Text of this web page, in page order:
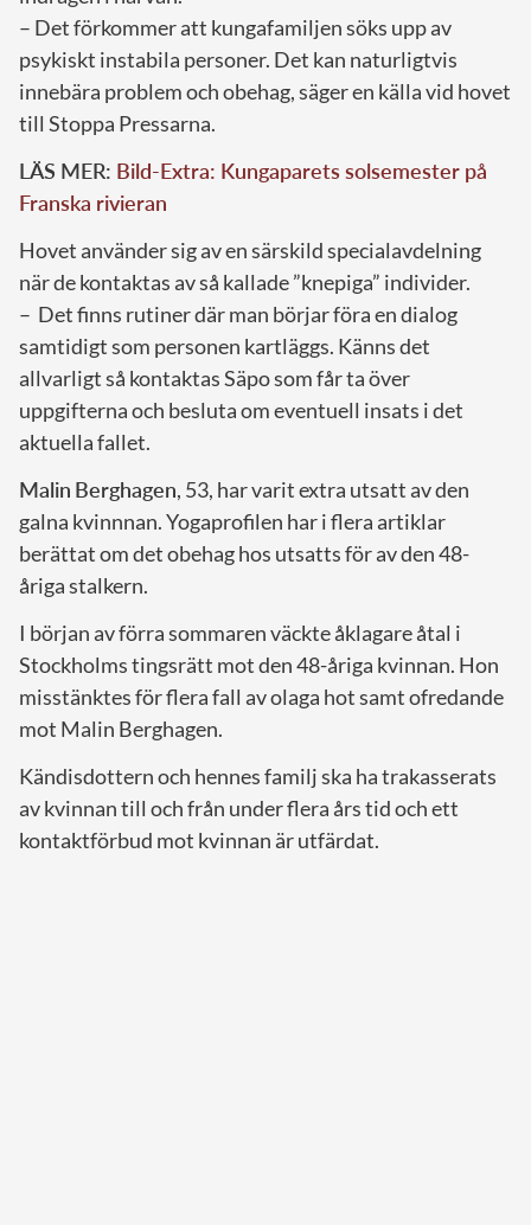
– Det förkommer att kungafamiljen söks upp av
psykiskt instabila personer. Det kan naturligtvis
innebära problem och obehag, säger en källa vid hovet
till Stoppa Pressarna.
LÄS MER: Bild-Extra: Kungaparets solsemester på
Franska rivieran
Hovet använder sig av en särskild specialavdelning
när de kontaktas av så kallade ”knepiga” individer.
– Det finns rutiner där man börjar föra en dialog
samtidigt som personen kartläggs. Känns det
allvarligt så kontaktas Säpo som får ta över
uppgifterna och besluta om eventuell insats i det
aktuella fallet.
Malin Berghagen, 53, har varit extra utsatt av den
galna kvinnnan. Yogaprofilen har i flera artiklar
berättat om det obehag hos utsatts för av den 48-
åriga stalkern.
I början av förra sommaren väckte åklagare åtal i
Stockholms tingsrätt mot den 48-åriga kvinnan. Hon
misstänktes för flera fall av olaga hot samt ofredande
mot Malin Berghagen.
Kändisdottern och hennes familj ska ha trakasserats
av kvinnan till och från under flera års tid och ett
kontaktförbud mot kvinnan är utfärdat.